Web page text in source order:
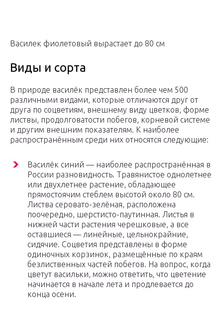
Василек фиолетовый вырастает до 80 см
Виды и сорта
В природе василёк представлен более чем 500
различными видами, которые отличаются друг от
друга по соцветиям, внешнему виду цветков, форме
листвы, продолговатости побегов, корневой системе
и другим внешним показателям. К наиболее
распространённым среди них относятся следующие:
Василёк синий — наиболее распространённая в
России разновидность. Травянистое однолетнее
или двухлетнее растение, обладающее
прямостоячим стеблем высотой около 80 см.
Листва серовато-зелёная, расположена
поочередно, шерстисто-паутинная. Листья в
нижней части растения черешковые, а все
оставшиеся — линейные, цельнокрайние,
сидячие. Соцветия представлены в форме
одиночных корзинок, размещённые по краям
безлиственных частей побегов. На вопрос, когда
цветут васильки, можно ответить, что цветение
начинается в начале лета и продлевается до
конца осени.